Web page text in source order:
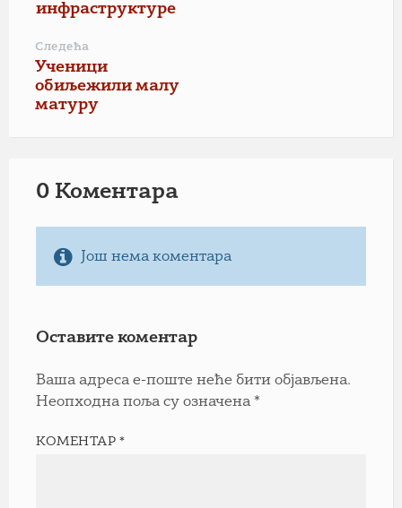
инфраструктуре
Следећа
Ученици
обиљежили малу
матуру
0 Коментарa
Још нема коментара
Оставите коментар
Ваша адреса е-поште неће бити објављена.
Неопходна поља су означена *
КОМЕНТАР*